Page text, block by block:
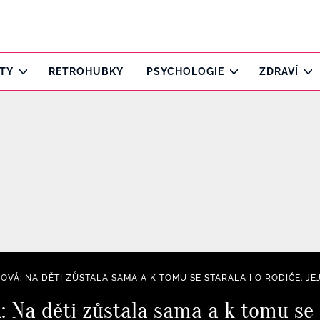
RETROHUBKY PSYCHOLOGIE ZDRAVÍ
NA DĚTI ZŮSTALA SAMA A K TOMU SE STARALA I O RODIČE.
Na děti zůstala sama a k tomu